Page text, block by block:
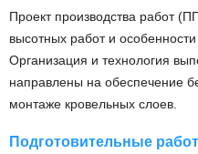
Проект производства работ
высотных работ и особенности
Организация и технология
направлены на обеспечение
монтаже кровельных слоев.
Подготовительные